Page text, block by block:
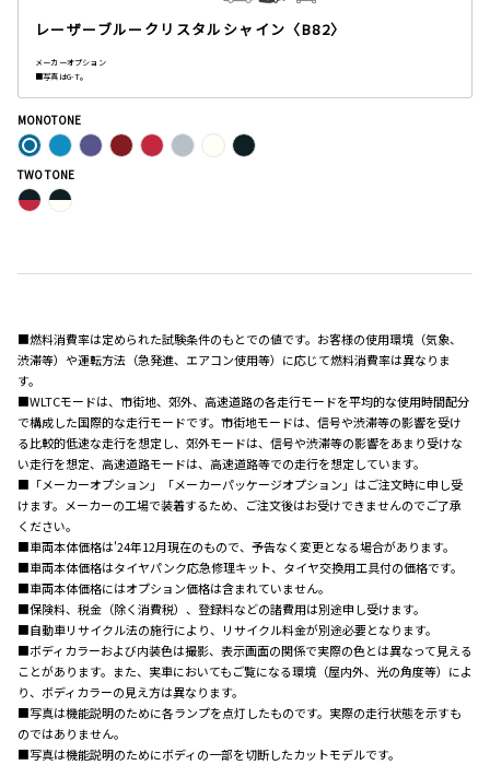
レーザーブルークリスタルシャイン〈B82〉
メーカーオプション
■写真はG-T。
MONOTONE
TWO TONE
■燃料消費率は定められた試験条件のもとでの値です。お客様の使用環境（気象、
渋滞等）や運転方法（急発進、エアコン使用等）に応じて燃料消費率は異なりま
す。
■WLTCモードは、市街地、郊外、高速道路の各走行モードを平均的な使用時間配分
で構成した国際的な走行モードです。市街地モードは、信号や渋滞等の影響を受け
る比較的低速な走行を想定し、郊外モードは、信号や渋滞等の影響をあまり受けな
い走行を想定、高速道路モードは、高速道路等での走行を想定しています。
■「メーカーオプション」「メーカーパッケージオプション」はご注文時に申し受
けます。メーカーの工場で装着するため、ご注文後はお受けできませんのでご了承
ください。
■車両本体価格は'24年12月現在のもので、予告なく変更となる場合があります。
■車両本体価格はタイヤパンク応急修理キット、タイヤ交換用工具付の価格です。
■車両本体価格にはオプション価格は含まれていません。
■保険料、税金（除く消費税）、登録料などの諸費用は別途申し受けます。
■自動車リサイクル法の施行により、リサイクル料金が別途必要となります。
■ボディカラーおよび内装色は撮影、表示画面の関係で実際の色とは異なって見える
ことがあります。また、実車においてもご覧になる環境（屋内外、光の角度等）によ
り、ボディカラーの見え方は異なります。
■写真は機能説明のために各ランプを点灯したものです。実際の走行状態を示すも
のではありません。
■写真は機能説明のためにボディの一部を切断したカットモデルです。